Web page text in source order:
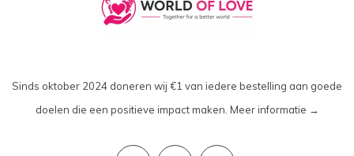
Sinds oktober 2024 doneren wij €1 van iedere bestelling aan goede
doelen die een positieve impact maken. Meer informatie →